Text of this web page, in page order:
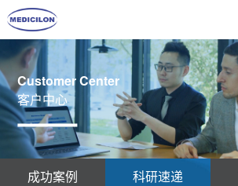
Customer Center
客户中心
成功案例 科研速递